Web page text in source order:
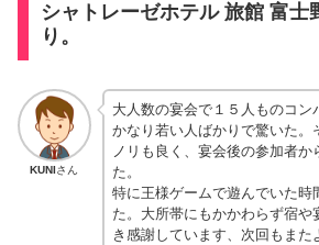
シャトレーゼホテル 旅館 富士
り。
KUNI さん
大人数の宴会で１５人ものコン
かなり若い人ばかりで驚いた。
ノリも良く、宴会後の参加者か
た。
特に王様ゲームで遊んでいた時
た。大所帯にもかかわらず宿や
き感謝しています、次回もまた